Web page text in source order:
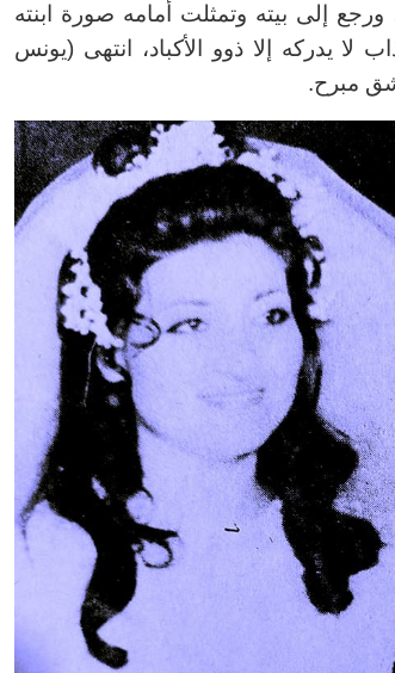
إلى بيته وتمثلت أمامه صورة ابنته
لا يدركه إلا ذوو الأكباد، انتهى (يونس
مبرح.